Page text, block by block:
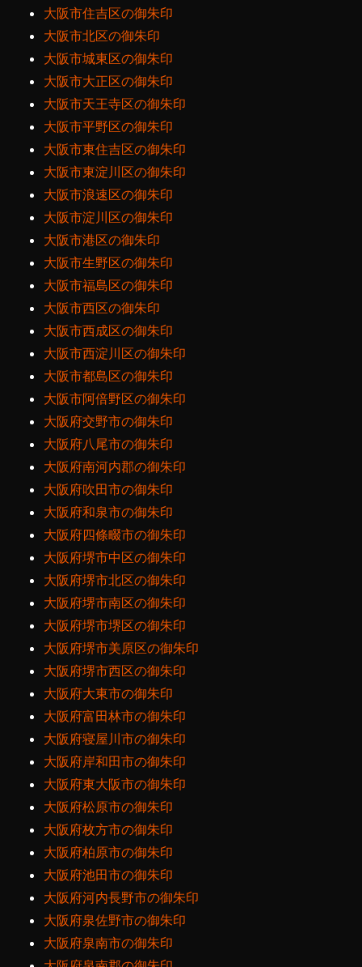
大阪市住吉区の御朱印
大阪市北区の御朱印
大阪市城東区の御朱印
大阪市大正区の御朱印
大阪市天王寺区の御朱印
大阪市平野区の御朱印
大阪市東住吉区の御朱印
大阪市東淀川区の御朱印
大阪市浪速区の御朱印
大阪市淀川区の御朱印
大阪市港区の御朱印
大阪市生野区の御朱印
大阪市福島区の御朱印
大阪市西区の御朱印
大阪市西成区の御朱印
大阪市西淀川区の御朱印
大阪市都島区の御朱印
大阪市阿倍野区の御朱印
大阪府交野市の御朱印
大阪府八尾市の御朱印
大阪府南河内郡の御朱印
大阪府吹田市の御朱印
大阪府和泉市の御朱印
大阪府四條畷市の御朱印
大阪府堺市中区の御朱印
大阪府堺市北区の御朱印
大阪府堺市南区の御朱印
大阪府堺市堺区の御朱印
大阪府堺市美原区の御朱印
大阪府堺市西区の御朱印
大阪府大東市の御朱印
大阪府富田林市の御朱印
大阪府寝屋川市の御朱印
大阪府岸和田市の御朱印
大阪府東大阪市の御朱印
大阪府松原市の御朱印
大阪府枚方市の御朱印
大阪府柏原市の御朱印
大阪府池田市の御朱印
大阪府河内長野市の御朱印
大阪府泉佐野市の御朱印
大阪府泉南市の御朱印